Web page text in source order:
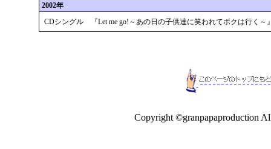
2002年
CDシングル 『Let me go!～あの日の子供達に笑われてボクは行く～
Copyright ©granpapaproduction